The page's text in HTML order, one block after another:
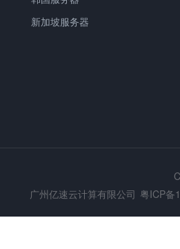
新加坡服务器
广州亿速云计算有限公司 粤ICP备